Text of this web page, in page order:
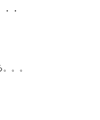
・
。。